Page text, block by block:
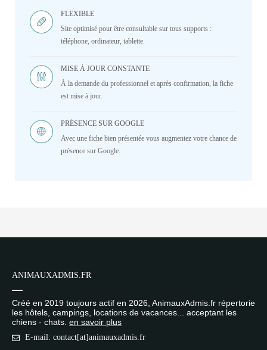
FLEXIBLE
Site optimisé pour être consultable sur tous supports :
téléphone, ordinateur, tablette.
MISE À JOUR CONSTANTE
À la demande du professionnel et après confirmation, la fiche
est mise à jour.
PRÉSENCE SUR GOOGLE
Avec une fiche bien présentée vous augmentez votre chance de
présence sur Google.
ANIMAUXADMIS.FR
Créé en 2019 toujours actif en 2026, AnimauxAdmis.fr répertorie
les hôtels, campings, locations de vacances... acceptant les
chiens - chats. en savoir plus
E-mail: contact[at]animauxadmis.fr